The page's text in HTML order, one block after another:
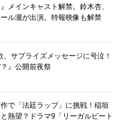
メインキャスト解禁。鈴木杏、
ル瀧が出演。特報映像も解禁
サプライズメッセージに号泣！
』公開前夜祭
で「法廷ラップ」に挑戦！稲垣
熱望？ドラマ9「リーガルビート